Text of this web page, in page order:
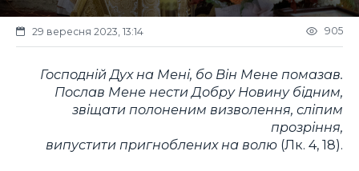
29 вересня 2023, 13:14 905
Господній Дух на Мені, бо Він Мене помазав.
Послав Мене нести Добру Новину бідним,
звіщати полоненим визволення, сліпим
прозріння,
випустити пригноблених на волю (Лк. 4, 18).